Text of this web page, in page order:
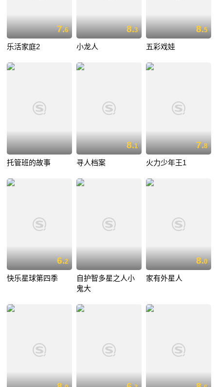
7.6
乐活家庭2
8.3
小龙人
8.5
五彩戏娃
托管班的故事
8.1
寻人档案
7.8
火力少年王1
6.2
快乐星球第四季
自护智多星之人小
鬼大
8.0
家有外星人